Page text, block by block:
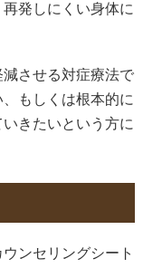
発しにくい身体に
させる対症療法で
もしくは根本的に
きたいという方に
ンセリングシート